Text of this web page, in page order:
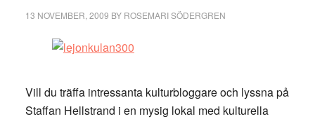
13 NOVEMBER, 2009 BY ROSEMARI SÖDERGREN
Vill du träffa intressanta kulturbloggare och lyssna på
Staffan Hellstrand i en mysig lokal med kulturella